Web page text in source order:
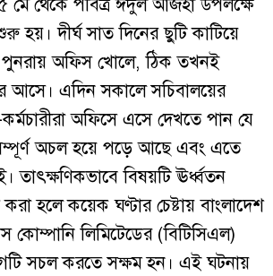
মে থেকে পবিত্র ঈদুল আজহা উপলক্ষে
হয়। দীর্ঘ সাত দিনের ছুটি কাটিয়ে
অফিস খোলে, ঠিক তখনই
আসে। এদিন সকালে সচিবালয়ের
কর্মচারীরা অফিসে এসে দেখতে পান যে
অচল হয়ে পড়ে আছে এবং এতে
বিষয়টি ঊর্ধ্বতন
হলে কয়েক ঘণ্টার চেষ্টায় বাংলাদেশ
কোম্পানি লিমিটেডের (বিটিসিএল)
সচল করতে সক্ষম হন। এই ঘটনায়